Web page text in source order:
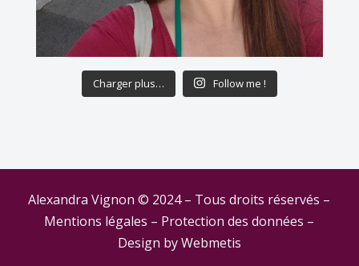
Charger plus… Follow me !
Alexandra Vignon © 2024 – Tous droits réservés –
Mentions légales – Protection des données –
Design byWebmetis